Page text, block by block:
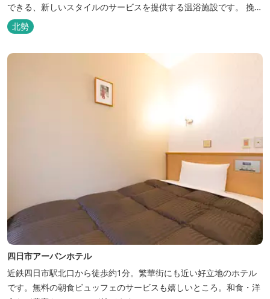
できる、新しいスタイルのサービスを提供する温浴施設です。 挽き
たてコーヒーやコミック、雑誌、マッサージチェア、Wi-Fiを無料
でご利用いただけます。
北勢
四日市アーバンホテル
近鉄四日市駅北口から徒歩約1分。繁華街にも近い好立地のホテル
です。無料の朝食ビュッフェのサービスも嬉しいところ。和食・洋